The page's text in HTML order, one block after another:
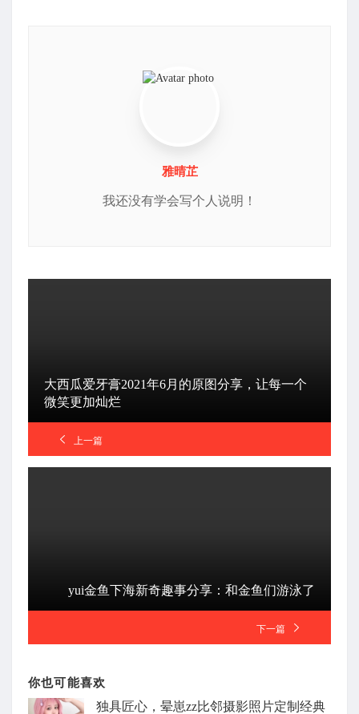
雅晴芷
我还没有学会写个人说明！
大西瓜爱牙膏2021年6月的原图分享，让每一个
微笑更加灿烂
上一篇
yui金鱼下海新奇趣事分享：和金鱼们游泳了
下一篇
你也可能喜欢
独具匠心，晕崽zz比邻摄影照片定制经典